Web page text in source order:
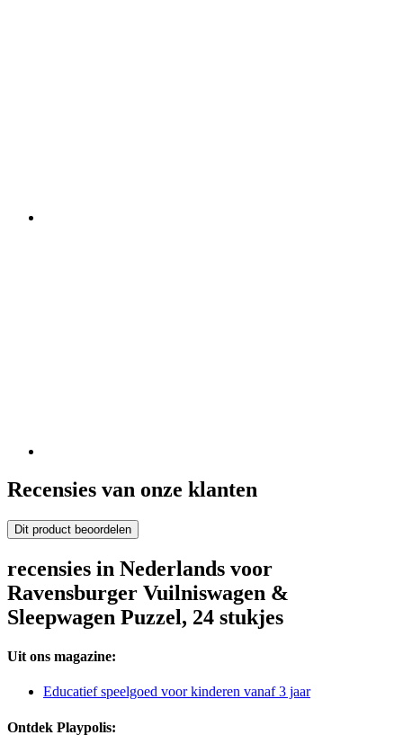
Recensies van onze klanten
Dit product beoordelen
recensies in Nederlands voor
Ravensburger Vuilniswagen &
Sleepwagen Puzzel, 24 stukjes
Uit ons magazine:
Educatief speelgoed voor kinderen vanaf 3 jaar
Ontdek Playpolis: